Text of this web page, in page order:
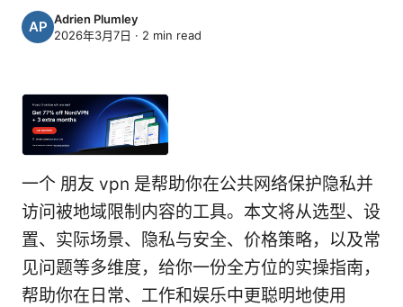
Adrien Plumley
2026年3月7日 · 2 min read
一个 朋友 vpn 是帮助你在公共网络保护隐私并
访问被地域限制内容的工具。本文将从选型、设
置、实际场景、隐私与安全、价格策略，以及常
见问题等多维度，给你一份全方位的实操指南，
帮助你在日常、工作和娱乐中更聪明地使用